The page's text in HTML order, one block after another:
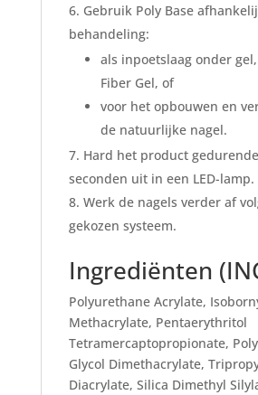
Gebruik Poly Base
behandeling:
als inpoetslaag onder
Fiber Gel, of
voor het opbouwen en
de natuurlijke nagel.
Hard het product
seconden uit in een LED-lamp.
Werk de nagels verder af
gekozen systeem.
Ingrediënten
Polyurethane Acrylate,
Methacrylate, Pentaerythritol
Tetramercaptopropionate,
Glycol Dimethacrylate,
Diacrylate, Silica Dimethyl